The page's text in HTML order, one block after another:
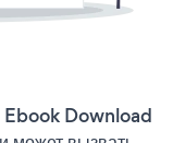
Ebook Download